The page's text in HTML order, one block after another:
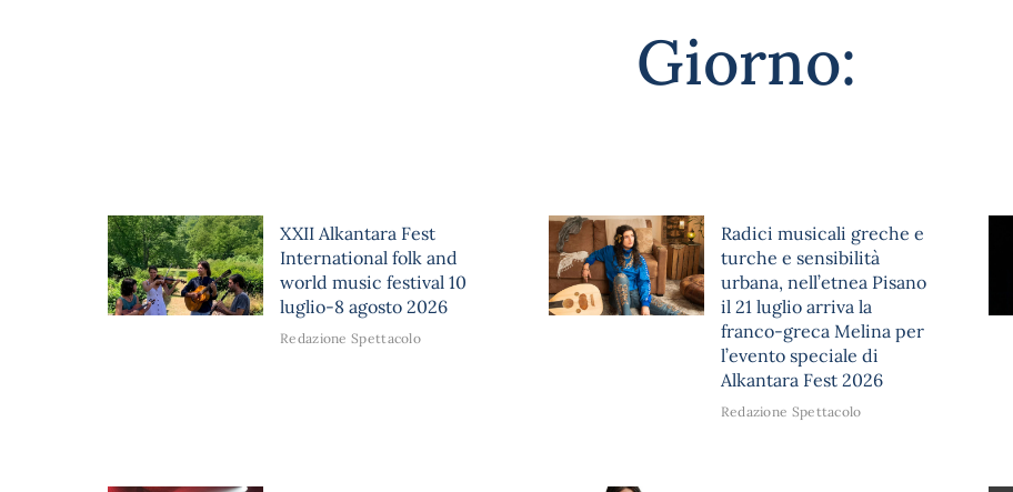
Giorno:
XXII Alkantara Fest
International folk and
world music festival 10
luglio-8 agosto 2026
Redazione Spettacolo
Radici musicali greche e
turche e sensibilità
urbana, nell’etnea Pisano
il 21 luglio arriva la
franco-greca Melina per
l’evento speciale di
Alkantara Fest 2026
Redazione Spettacolo